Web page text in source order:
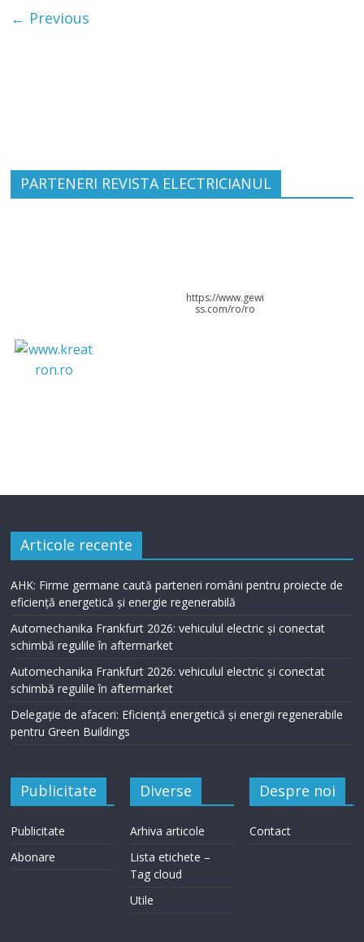
← Previous
PARTENERI REVISTA ELECTRICIANUL
https://www.gewi
ss.com/ro/ro
Articole recente
AHK: Firme germane caută parteneri români pentru proiecte de
eficiență energetică și energie regenerabilă
Automechanika Frankfurt 2026: vehiculul electric și conectat
schimbă regulile în aftermarket
Automechanika Frankfurt 2026: vehiculul electric și conectat
schimbă regulile în aftermarket
Delegație de afaceri: Eficiență energetică și energii regenerabile
pentru Green Buildings
Publicitate
Publicitate
Abonare
Diverse
Arhiva articole
Lista etichete –
Tag cloud
Utile
Despre noi
Contact